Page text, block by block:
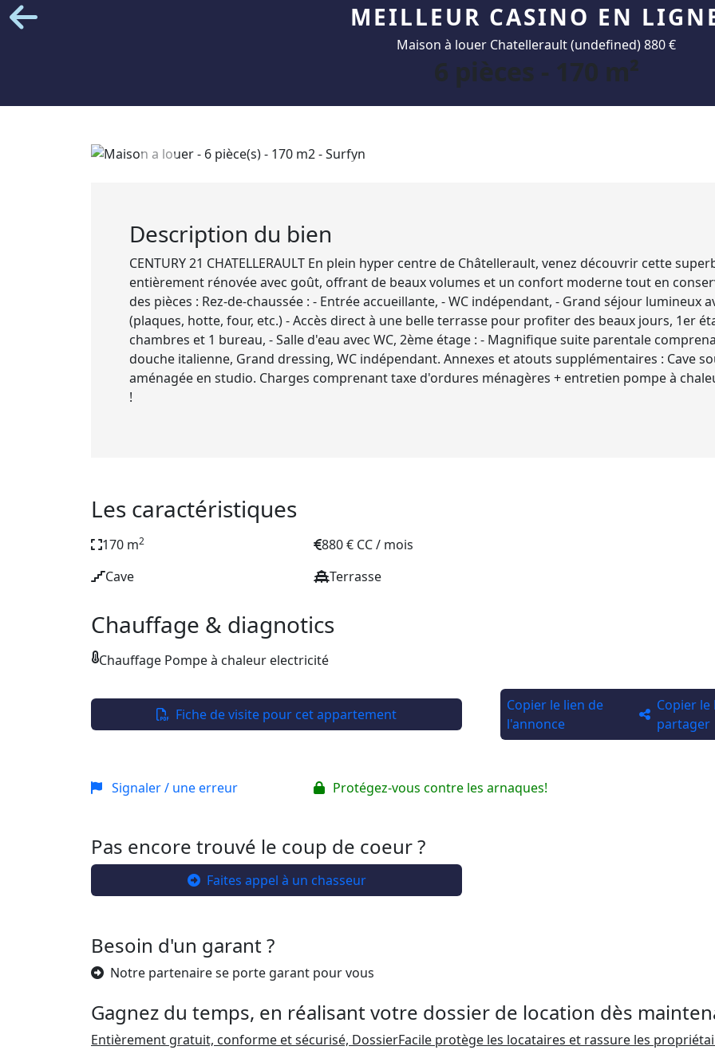
MEILLEUR CASINO EN
Maison à louer Chatellerault (undefined) 880 €
6 pièces - 170 m²
Description du bien
CENTURY 21 CHATELLERAULT En plein hyper centre de Châtellerault, venez découvrir cette
entièrement rénovée avec goût, offrant de beaux volumes et un confort moderne tout en
des pièces : Rez-de-chaussée : - Entrée accueillante, - WC indépendant, - Grand séjour lumineux
(plaques, hotte, four, etc.) - Accès direct à une belle terrasse pour profiter des beaux jours, 1er
chambres et 1 bureau, - Salle d'eau avec WC, 2ème étage : - Magnifique suite parentale
douche italienne, Grand dressing, WC indépendant. Annexes et atouts supplémentaires : Cave
aménagée en studio. Charges comprenant taxe d'ordures ménagères + entretien pompe à
!
Les caractéristiques
170 m2
880 € CC / mois
Cave
Terrasse
Chauffage & diagnotics
Chauffage Pompe à chaleur electricité
Fiche de visite pour cet appartement
Copier le lien de
l'annonce
Copier
partager
Signaler / une erreur Protégez-vous contre les arnaques!
Pas encore trouvé le coup de coeur ?
Faites appel à un chasseur
Besoin d'un garant ?
Notre partenaire se porte garant pour vous
Gagnez du temps, en réalisant votre dossier de location dès
Entièrement gratuit, conforme et sécurisé, DossierFacile protège les locataires et rassure les